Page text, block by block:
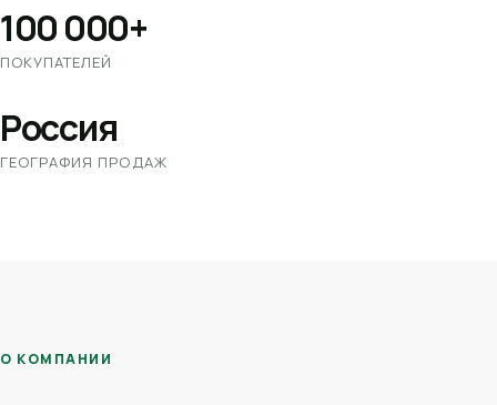
100 000+
ПОКУПАТЕЛЕЙ
Россия
ГЕОГРАФИЯ ПРОДАЖ
О КОМПАНИИ